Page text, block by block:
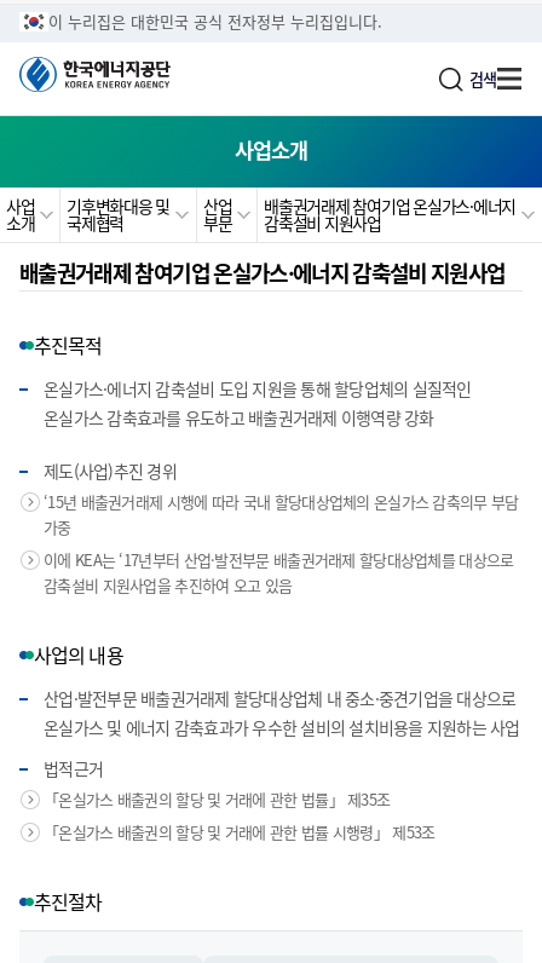
주메뉴로 가기
본문으로 가기
하단으로 가기
이 누리집은 대한민국 공식 전자정부 누리집입니다.
검색
사업소개
사업
소개
기후변화대응 및
국제협력
산업
부문
배출권거래제 참여기업 온실가스·에너지
감축설비 지원사업
배출권거래제 참여기업 온실가스·에너지 감축설비 지원사업
추진목적
온실가스·에너지 감축설비 도입 지원을 통해 할당업체의 실질적인
온실가스 감축효과를 유도하고 배출권거래제 이행역량 강화
제도(사업)추진 경위
‘15년 배출권거래제 시행에 따라 국내 할당대상업체의 온실가스 감축의무 부담
가중
이에 KEA는 ‘17년부터 산업·발전부문 배출권거래제 할당대상업체를 대상으로
감축설비 지원사업을 추진하여 오고 있음
사업의 내용
산업·발전부문 배출권거래제 할당대상업체 내 중소·중견기업을 대상으로
온실가스 및 에너지 감축효과가 우수한 설비의 설치비용을 지원하는 사업
법적근거
「온실가스 배출권의 할당 및 거래에 관한 법률」 제35조
「온실가스 배출권의 할당 및 거래에 관한 법률 시행령」 제53조
추진절차